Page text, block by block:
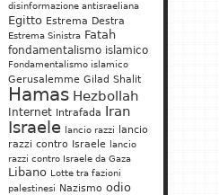
disinformazione antisraeliana
Egitto Estrema Destra
Estrema Sinistra Fatah
fondamentalismo islamico
Fondamentalismo islamico
Gerusalemme Gilad Shalit
Hamas Hezbollah
Internet Intrafada Iran
Israele lancio razzi
lancio
razzi contro Israele lancio
razzi contro Israele da Gaza
Libano Lotte tra fazioni
palestinesi Nazismo odio